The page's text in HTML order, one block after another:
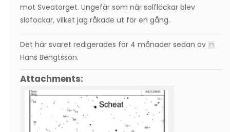
mot Sveatorget. Ungefär som när solfläckar blev
slöfockar, vilket jag råkade ut för en gång.
Det här svaret redigerades för 4 månader sedan av
Hans Bengtsson.
Attachments: